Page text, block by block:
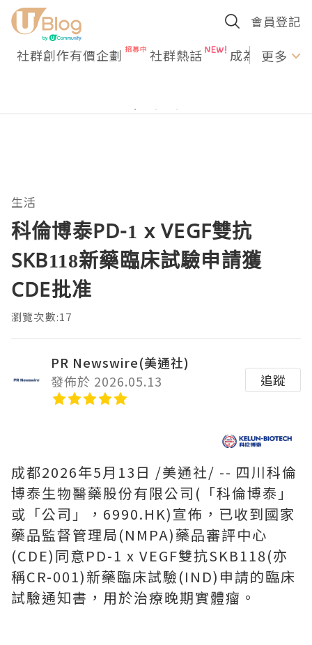
會員登記
社群創作有價企劃 社群熱話 成為U更多
生活
科倫博泰PD-1 x VEGF雙抗
SKB118新藥臨床試驗申請獲
CDE批准
瀏覽次數:17
PR Newswire(美通社)
發佈於 2026.05.13
追蹤
成都2026年5月13日 /美通社/ -- 四川科倫
博泰生物醫藥股份有限公司( 「科倫博泰 」
或 「公司 」
，6990.HK)宣佈，已收到國家
藥品監督管理局(NMPA)藥品審評中心
(CDE)同意PD-1 x VEGF雙抗SKB118(亦
稱CR-001)新藥臨床試驗(IND)申請的臨床
試驗通知書，用於治療晚期實體瘤。